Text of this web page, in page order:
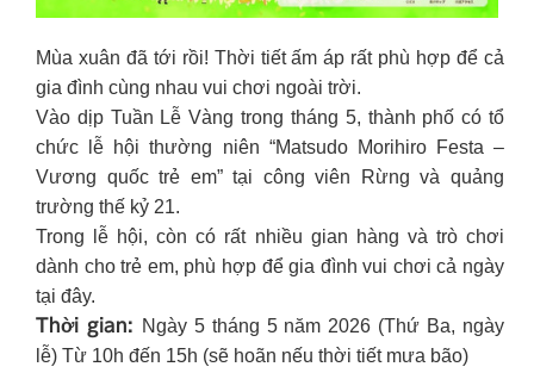
Mùa xuân đã tới rồi! Thời tiết ấm áp rất phù hợp để cả
gia đình cùng nhau vui chơi ngoài trời.
Vào dịp Tuần Lễ Vàng trong tháng 5, thành phố có tổ
chức lễ hội thường niên “Matsudo Morihiro Festa –
Vương quốc trẻ em” tại công viên Rừng và quảng
trường thế kỷ 21.
Trong lễ hội, còn có rất nhiều gian hàng và trò chơi
dành cho trẻ em, phù hợp để gia đình vui chơi cả ngày
tại đây.
Thời gian:
Ngày 5 tháng 5 năm 2026 (Thứ Ba, ngày
lễ) Từ 10h đến 15h (sẽ hoãn nếu thời tiết mưa bão)